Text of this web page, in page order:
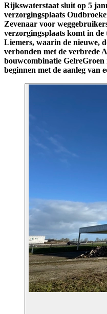
Rijkswaterstaat sluit op 5
verzorgingsplaats
Zevenaar voor
verzorgingsplaats komt in
Liemers, waarin de nieuwe,
verbonden met de verbrede
bouwcombinatie
beginnen met de aanleg van